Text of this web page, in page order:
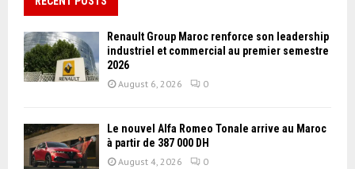
Renault Group Maroc renforce son leadership
industriel et commercial au premier semestre
2026
August 6, 2026 0
Le nouvel Alfa Romeo Tonale arrive au Maroc
à partir de 387 000 DH
August 4, 2026 0